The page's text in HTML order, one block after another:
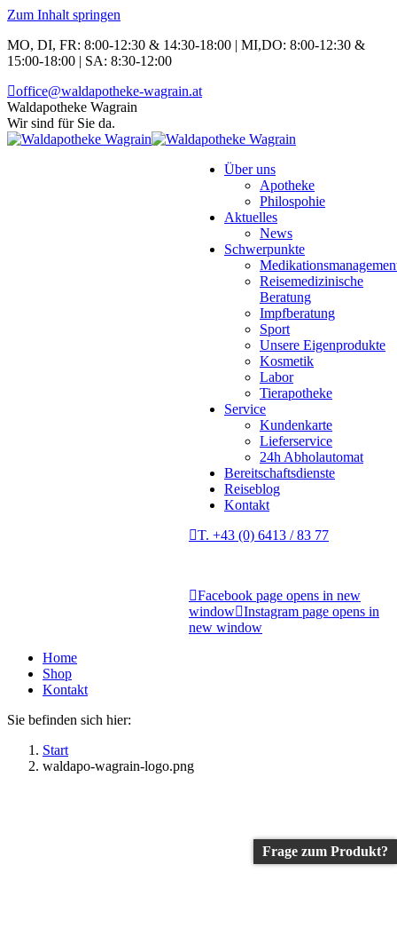
Zum Inhalt springen
MO, DI, FR: 8:00-12:30 & 14:30-18:00 | MI,DO: 8:00-12:30 &
15:00-18:00 | SA: 8:30-12:00
office@waldapotheke-wagrain.at
Waldapotheke Wagrain
Wir sind für Sie da.
Über uns
Apotheke
Philospohie
Aktuelles
News
Schwerpunkte
Reisemedizinische
Beratung
Impfberatung
Sport
Unsere Eigenprodukte
Kosmetik
Labor
Tierapotheke
Service
Kundenkarte
Lieferservice
24h Abholautomat
Bereitschaftsdienste
Reiseblog
Kontakt
T. +43 (0) 6413 / 83 77
Facebook page opens in new
window Instagram page opens in
new window
Home
Shop
Kontakt
Sie befinden sich hier:
Start
waldapo-wagrain-logo.png
Frage zum Produkt?